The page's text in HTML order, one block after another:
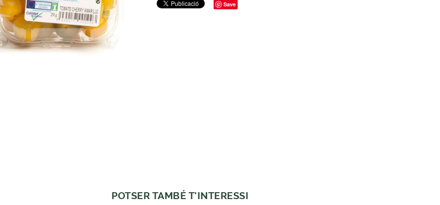
Save
POTSER TAMBÉ T'INTERESSI